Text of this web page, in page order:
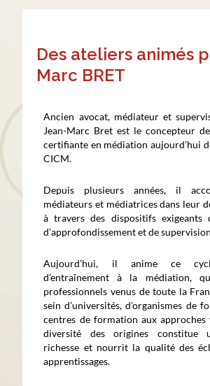
Des ateliers animés
Marc BRET​
Ancien avocat, médiateur et
Jean-Marc Bret est le concepteur
certifiante en médiation aujourd’hui
CICM.
Depuis plusieurs années, il
médiateurs et médiatrices dans leur
à travers des dispositifs exigeants
d’approfondissement et de
Aujourd’hui, il anime ce
d’entraînement à la médiation,
professionnels venus de toute la
sein d’universités, d’organismes de
centres de formation aux approches
diversité des origines constitue
richesse et nourrit la qualité des
apprentissages.